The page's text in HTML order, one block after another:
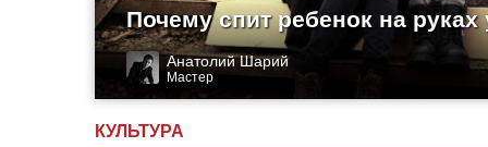
Почему спит ребенок на
Анатолий Шарий
Мастер
КУЛЬТУРА